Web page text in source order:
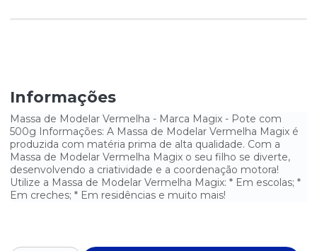
MASSA DE MODELAR LARANJA MAGIX 500G
MASSA DE MODELAR VERDE MAGIX 500G
MASSA DE MODELAR VERMELHA MAGIX 500G
Informações
Massa de Modelar Vermelha - Marca Magix - Pote com
500g Informações: A Massa de Modelar Vermelha Magix é
produzida com matéria prima de alta qualidade. Com a
Massa de Modelar Vermelha Magix o seu filho se diverte,
desenvolvendo a criatividade e a coordenação motora!
Utilize a Massa de Modelar Vermelha Magix: * Em escolas; *
Em creches; * Em residências e muito mais!